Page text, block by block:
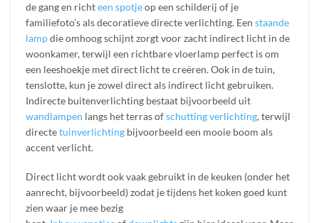
de gang en richteen spotjeop een schilderij of je
familiefoto’s als decoratieve directe verlichting. Een staande
lampdie omhoog schijnt zorgt voor zacht indirect licht in de
woonkamer, terwijl een richtbare vloerlamp perfect is om
een leeshoekje met direct licht te creëren. Ook in de tuin,
tenslotte, kun je zowel direct als indirect licht gebruiken.
Indirecte buitenverlichting bestaat bijvoorbeeld uit
wandlampen langs het terras ofschutting verlichting, terwijl
directetuinverlichting bijvoorbeeld een mooie boom als
accent verlicht.
Direct licht wordt ook vaak gebruikt in de keuken (onder het
aanrecht, bijvoorbeeld) zodat je tijdens het koken goed kunt
zien waar je mee bezig